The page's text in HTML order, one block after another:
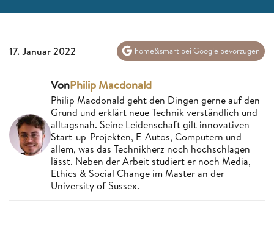
17. Januar 2022 home&smart bei Google bevorzugen
VonPhilip Macdonald
Philip Macdonald geht den Dingen gerne auf den
Grund und erklärt neue Technik verständlich und
alltagsnah. Seine Leidenschaft gilt innovativen
Start-up-Projekten, E-Autos, Computern und
allem, was das Technikherz noch hochschlagen
lässt. Neben der Arbeit studiert er noch Media,
Ethics & Social Change im Master an der
University of Sussex.